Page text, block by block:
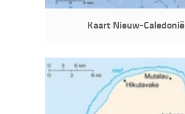
Kaart Nieuw-Caledonië